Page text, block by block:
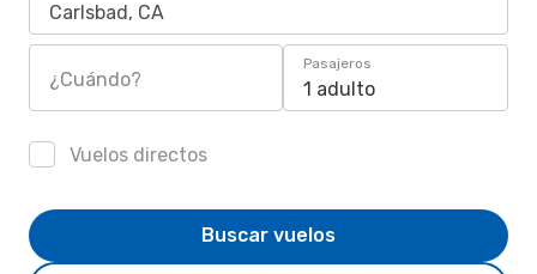
Carlsbad, CA
¿Cuándo?
Pasajeros
1 adulto
Vuelos directos
Buscar vuelos